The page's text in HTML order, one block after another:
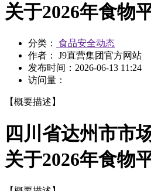
关于2026年食物
分类：
食品安全动态
作者： J9直营集团官方网站
发布时间： 2026-06-13 11:24
访问量：
【概要描述】
四川省达州市市
关于2026年食物